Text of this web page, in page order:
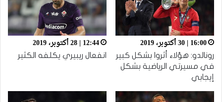
16:00 | 30 أكتوبر، 2019
رونالدو: هؤلاء أثروا بشكل كبير
في مسيرتي الرياضية بشكل
إيجابي
12:44 | 28 أكتوبر، 2019
انفعال ريبيري يكلفه الكثير